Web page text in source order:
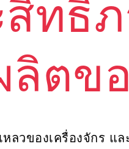
สิทธิ
ลิตข
ลวของเครื่องจักร แ